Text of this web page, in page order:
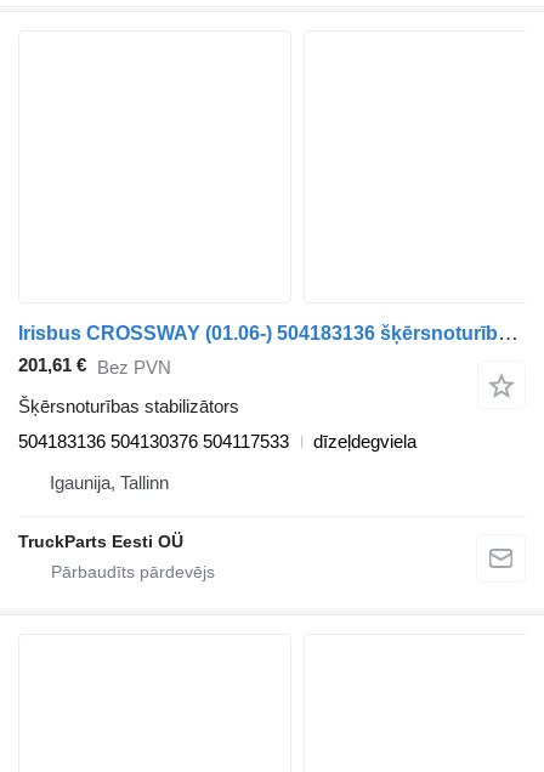
Irisbus CROSSWAY (01.06-) 504183136 šķērsnoturības stabilizātors paredzēts Irisbus Arway, Crossway, Crealis, Magelys, Proway, Daily Tourys (2006-) autobusa
201,61 € Bez PVN
Šķērsnoturības stabilizātors
504183136 504130376 504117533
dīzeļdegviela
Igaunija, Tallinn
TruckParts Eesti OÜ